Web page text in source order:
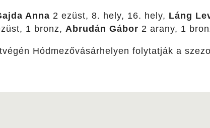
Anna 2 ezüst, 8. hely, 16. hely, Láng
1 bronz, Abrudán Gábor 2 arany, 1
Hódmezővásárhelyen folytatják a